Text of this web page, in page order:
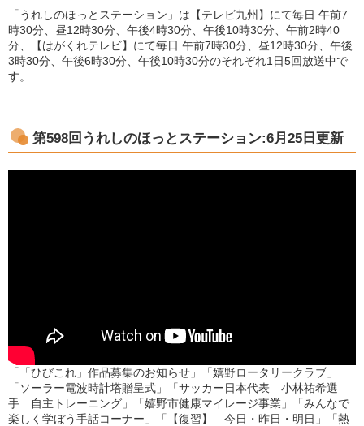
「うれしのほっとステーション」は【テレビ九州】にて毎日 午前7
時30分、昼12時30分、午後4時30分、午後10時30分、午前2時40
分、【はがくれテレビ】にて毎日 午前7時30分、昼12時30分、午後
3時30分、午後6時30分、午後10時30分のそれぞれ1日5回放送中で
す。
第598回うれしのほっとステーション:6月25日更新
「「ひびこれ」作品募集のお知らせ」「嬉野ロータリークラブ」
「ソーラー電波時計塔贈呈式」「サッカー日本代表 小林祐希選
手 自主トレーニング」「嬉野市健康マイレージ事業」「みんなで
楽しく学ぼう手話コーナー」「【復習】 今日・昨日・明日」「熱